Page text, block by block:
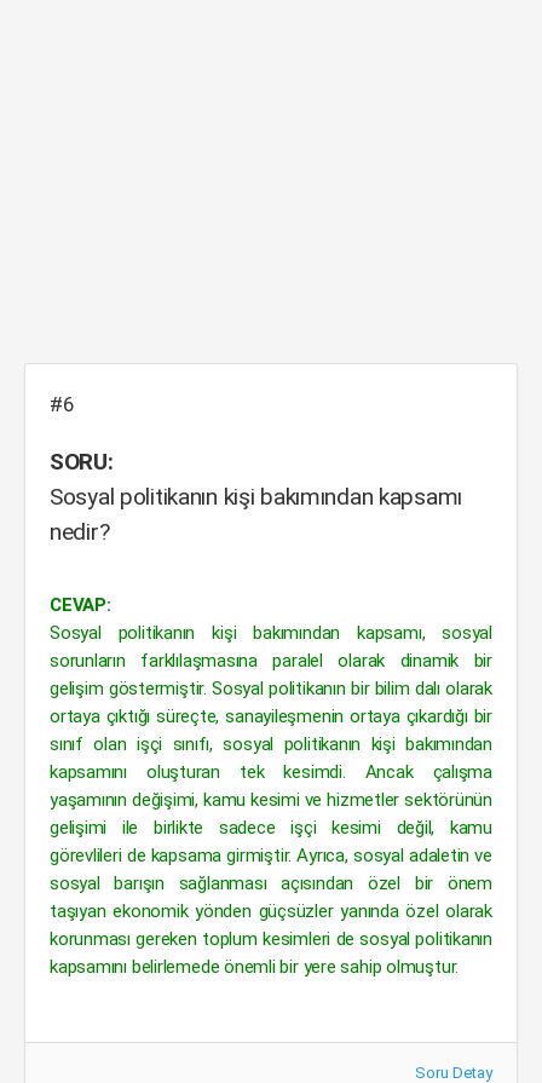
#6
SORU:
Sosyal politikanın kişi bakımından kapsamı
nedir?
CEVAP:
Sosyal politikanın kişi bakımından kapsamı, sosyal
sorunların farklılaşmasına paralel olarak dinamik bir
gelişim göstermiştir. Sosyal politikanın bir bilim dalı olarak
ortaya çıktığı süreçte, sanayileşmenin ortaya çıkardığı bir
sınıf olan işçi sınıfı, sosyal politikanın kişi bakımından
kapsamını oluşturan tek kesimdi. Ancak çalışma
yaşamının değişimi, kamu kesimi ve hizmetler sektörünün
gelişimi ile birlikte sadece işçi kesimi değil, kamu
görevlileri de kapsama girmiştir. Ayrıca, sosyal adaletin ve
sosyal barışın sağlanması açısından özel bir önem
taşıyan ekonomik yönden güçsüzler yanında özel olarak
korunması gereken toplum kesimleri de sosyal politikanın
kapsamını belirlemede önemli bir yere sahip olmuştur.
Soru Detay